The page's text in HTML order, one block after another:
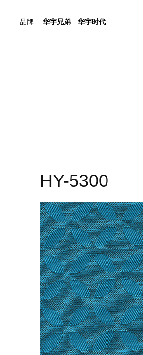
品牌 华宇兄弟 华宇时代
HY-5300